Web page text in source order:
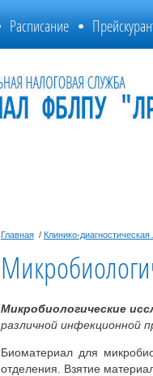
Расписание
Главная/ Клинико-
Микробиологические
различной инфекционной
Биоматериал для
отделения. Взятие